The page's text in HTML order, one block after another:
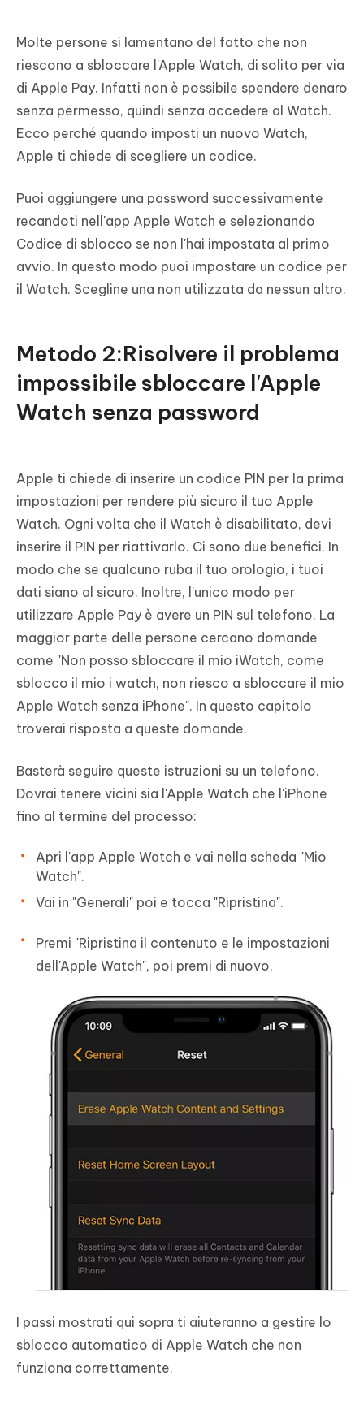
Molte persone si lamentano del fatto che non
riescono a sbloccare l'Apple Watch, di solito per via
di Apple Pay. Infatti non è possibile spendere denaro
senza permesso, quindi senza accedere al Watch.
Ecco perché quando imposti un nuovo Watch,
Apple ti chiede di scegliere un codice.
Puoi aggiungere una password successivamente
recandoti nell'app Apple Watch e selezionando
Codice di sblocco se non l'hai impostata al primo
avvio. In questo modo puoi impostare un codice per
il Watch. Scegline una non utilizzata da nessun altro.
Metodo 2:Risolvere il problema
impossibile sbloccare l'Apple
Watch senza password
Apple ti chiede di inserire un codice PIN per la prima
impostazioni per rendere più sicuro il tuo Apple
Watch. Ogni volta che il Watch è disabilitato, devi
inserire il PIN per riattivarlo. Ci sono due benefici. In
modo che se qualcuno ruba il tuo orologio, i tuoi
dati siano al sicuro. Inoltre, l'unico modo per
utilizzare Apple Pay è avere un PIN sul telefono. La
maggior parte delle persone cercano domande
come "Non posso sbloccare il mio iWatch, come
sblocco il mio i watch, non riesco a sbloccare il mio
Apple Watch senza iPhone". In questo capitolo
troverai risposta a queste domande.
Basterà seguire queste istruzioni su un telefono.
Dovrai tenere vicini sia l'Apple Watch che l'iPhone
fino al termine del processo:
Apri l'app Apple Watch e vai nella scheda "Mio
Watch".
Vai in "Generali" poi e tocca "Ripristina".
Premi "Ripristina il contenuto e le impostazioni
dell'Apple Watch", poi premi di nuovo.
I passi mostrati qui sopra ti aiuteranno a gestire lo
sblocco automatico di Apple Watch che non
funziona correttamente.